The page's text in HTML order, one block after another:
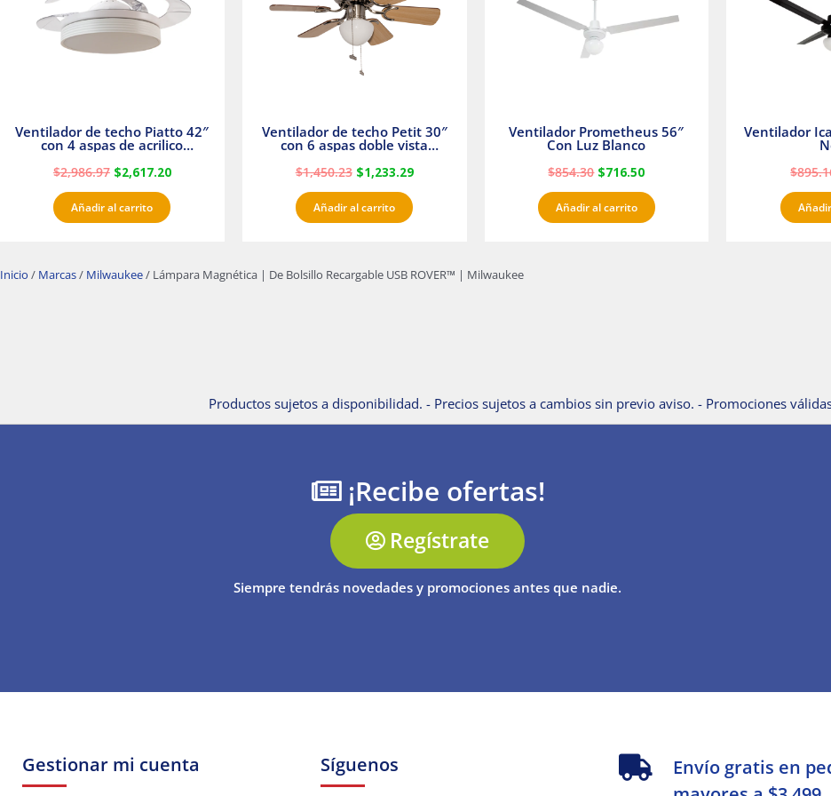
Ventilador de techo Piatto 42″
con 4 aspas de acrilico
$2,986.97 $2,617.20
Añadir al carrito
Ventilador de techo Petit 30″
con 6 aspas doble vista
$1,450.23 $1,233.29
Añadir al carrito
Ventilador Prometheus 56″
Con Luz Blanco
$854.30 $716.50
Añadir al carrito
Ventilador
$
Inicio / Marcas/ Milwaukee/ Lámpara Magnética | De Bolsillo Recargable USB ROVER™ | Milwaukee
Productos sujetos a disponibilidad. - Precios sujetos a cambios sin previo aviso. - Promociones
¡Recibe ofertas!
Regístrate
Siempre tendrás novedades y promociones antes que nadie.
Gestionar mi cuenta Síguenos
Envío gratis en